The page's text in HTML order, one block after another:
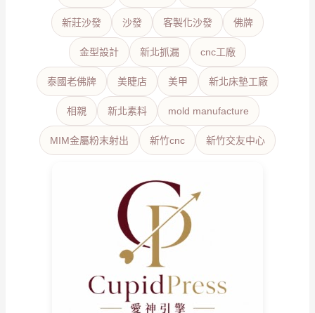
新莊沙發 沙發 客製化沙發 佛牌
金型設計 新北抓漏 cnc工廠
泰國老佛牌 美睫店 美甲 新北床墊工廠
相親 新北素料 mold manufacture
MIM金屬粉末射出 新竹cnc 新竹交友中心